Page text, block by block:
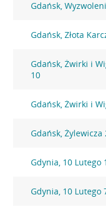
Gdańsk,
Gdańsk, Złota
Gdańsk, Żwirki i
10
Gdańsk, Żwirki i
Gdańsk, Żylewicza
Gdynia, 10 Lutego
Gdynia, 10 Lutego